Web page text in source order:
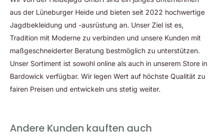
Gerüche neutralisiert und die Bildung geruchsverursachender
Bakterien hemmt. Damit erhöhst du die Chance, selbst
schreckhaftes Wild zuverlässig anzusprechen, ohne dass es
dich wittern kann.
Technische Vorteile für
anspruchsvolle Jäger
Elasthan-Mischunggefertigt – robust, atmungsaktiv und mit
aus der Lüneburger Heide und bieten seit 2022 hochwertige
Jagdbekleidung und -ausrüstung an. Unser Ziel ist es,
Tradition mit Moderne zu verbinden und unsere Kunden mit
maßgeschneiderter Beratung bestmöglich zu unterstützen.
Unser Sortiment ist sowohl online als auch in unserem Store in
Bardowick verfügbar. Wir legen Wert auf höchste Qualität zu
fairen Preisen und entwickeln uns stetig weiter.
Andere Kunden kauften auch